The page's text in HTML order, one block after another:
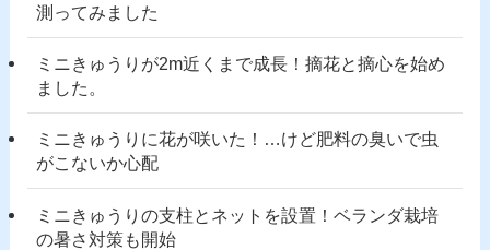
測ってみました
ミニきゅうりが2m近くまで成長！摘花と摘心を始め
ました。
ミニきゅうりに花が咲いた！…けど肥料の臭いで虫
がこないか心配
ミニきゅうりの支柱とネットを設置！ベランダ栽培
の暑さ対策も開始